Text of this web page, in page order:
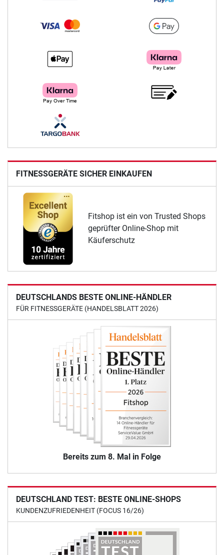
FITNESSGERÄTE SICHER EINKAUFEN
Fitshop ist ein von Trusted Shops
geprüfter Online-Shop mit
Käuferschutz
DEUTSCHLANDS BESTE ONLINE-HÄNDLER
FÜR FITNESSGERÄTE (HANDELSBLATT 2026)
Bereits zum 8. Mal in Folge
DEUTSCHLAND TEST: BESTE ONLINE-SHOPS
KUNDENZUFRIEDENHEIT (FOCUS 16/26)